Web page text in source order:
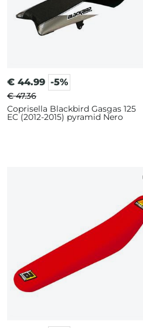
€ 44.99 -5%
€ 47.36
Coprisella Blackbird Gasgas 125
EC (2012-2015) pyramid Nero